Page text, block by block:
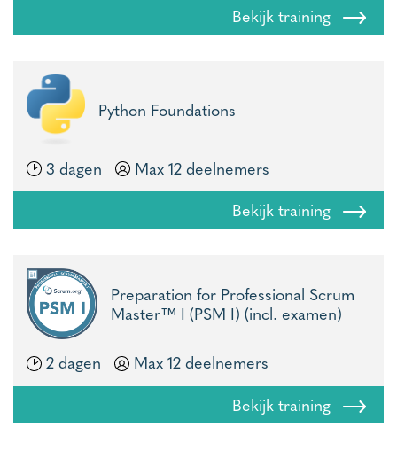
Bekijk training
Python Foundations
3 dagen
Max 12 deelnemers
Bekijk training
Preparation for Professional Scrum
Master™ I (PSM I) (incl. examen)
2 dagen
Max 12 deelnemers
Bekijk training